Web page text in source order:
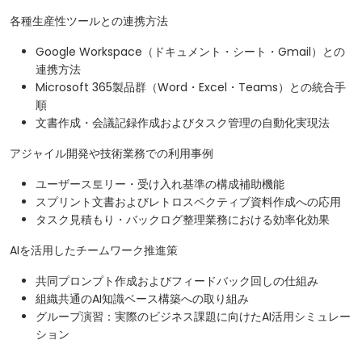
各種生産性ツールとの連携方法
Google Workspace（ドキュメント・シート・Gmail）との
連携方法
Microsoft 365製品群（Word・Excel・Teams）との統合手
順
文書作成・会議記録作成およびタスク管理の自動化実現法
アジャイル開発や技術業務での利用事例
ユーザース토リー・受け入れ基準の構成補助機能
スプリント文書およびレトロスペクティブ資料作成への応用
タスク見積もり・バックログ整理業務における効率化効果
AIを活用したチームワーク推進策
共同プロンプト作成およびフィードバック回しの仕組み
組織共通のAI知識ベース構築への取り組み
グループ演習：実際のビジネス課題に向けたAI活用シミュレー
ション